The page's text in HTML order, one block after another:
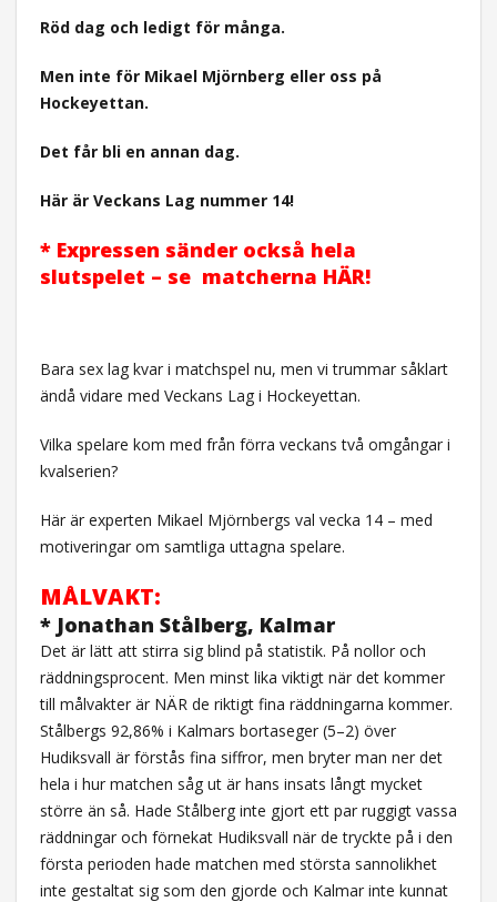
Röd dag och ledigt för många.
Men inte för Mikael Mjörnberg eller oss på
Hockeyettan.
Det får bli en annan dag.
Här är Veckans Lag nummer 14!
* Expressen sänder också hela
slutspelet – se matcherna HÄR!
Bara sex lag kvar i matchspel nu, men vi trummar såklart
ändå vidare med Veckans Lag i Hockeyettan.
Vilka spelare kom med från förra veckans två omgångar i
kvalserien?
Här är experten Mikael Mjörnbergs val vecka 14 – med
motiveringar om samtliga uttagna spelare.
MÅLVAKT:
* Jonathan Stålberg, Kalmar
Det är lätt att stirra sig blind på statistik. På nollor och
räddningsprocent. Men minst lika viktigt när det kommer
till målvakter är NÄR de riktigt fina räddningarna kommer.
Stålbergs 92,86% i Kalmars bortaseger (5–2) över
Hudiksvall är förstås fina siffror, men bryter man ner det
hela i hur matchen såg ut är hans insats långt mycket
större än så. Hade Stålberg inte gjort ett par ruggigt vassa
räddningar och förnekat Hudiksvall när de tryckte på i den
första perioden hade matchen med största sannolikhet
inte gestaltat sig som den gjorde och Kalmar inte kunnat